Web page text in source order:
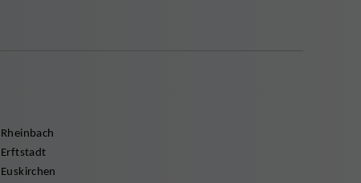
Rheinbach
Erftstadt
Euskirchen